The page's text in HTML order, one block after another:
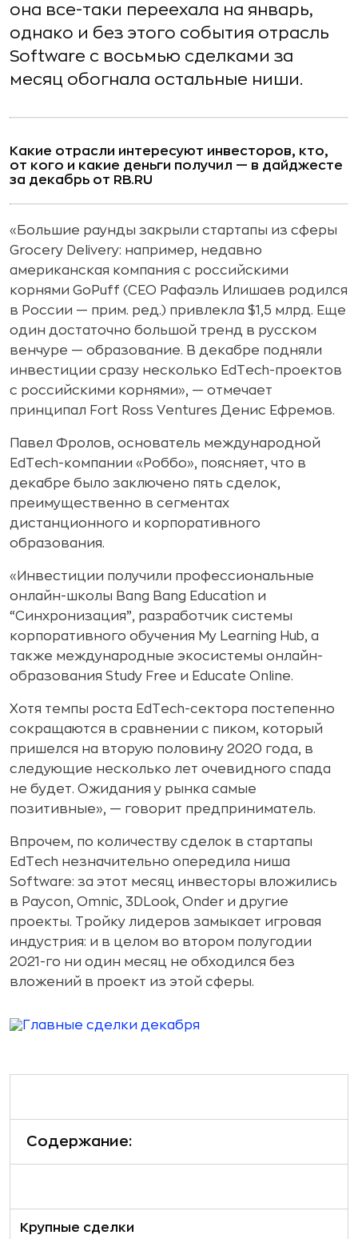
она все-таки переехала на январь,
однако и без этого события отрасль
Software с восьмью сделками за
месяц обогнала остальные ниши.
Какие отрасли интересуют инвесторов, кто,
от кого и какие деньги получил — в дайджесте
за декабрь от RB.RU
«Большие раунды закрыли стартапы из сферы
Grocery Delivery: например, недавно
американская компания с российскими
корнями GoPuff (CEO Рафаэль Илишаев родился
в России — прим. ред.) привлекла $1,5 млрд. Еще
один достаточно большой тренд в русском
венчуре — образование. В декабре подняли
инвестиции сразу несколько EdTech-проектов
с российскими корнями», — отмечает
принципал Fort Ross Ventures Денис Ефремов.
Павел Фролов, основатель международной
EdTech-компании «Роббо», поясняет, что в
декабре было заключено пять сделок,
преимущественно в сегментах
дистанционного и корпоративного
образования.
«Инвестиции получили профессиональные
онлайн-школы Bang Bang Education и
“Синхронизация”, разработчик системы
корпоративного обучения My Learning Hub, а
также международные экосистемы онлайн-
образования Study Free и Educate Online.
Хотя темпы роста EdTech-сектора постепенно
сокращаются в сравнении с пиком, который
пришелся на вторую половину 2020 года, в
следующие несколько лет очевидного спада
не будет. Ожидания у рынка самые
позитивные», — говорит предприниматель.
Впрочем, по количеству сделок в стартапы
EdTech незначительно опередила ниша
Software: за этот месяц инвесторы вложились
в Paycon, Omnic, 3DLook, Onder и другие
проекты. Тройку лидеров замыкает игровая
индустрия: и в целом во втором полугодии
2021-го ни один месяц не обходился без
вложений в проект из этой сферы.
Содержание:
Крупные сделки